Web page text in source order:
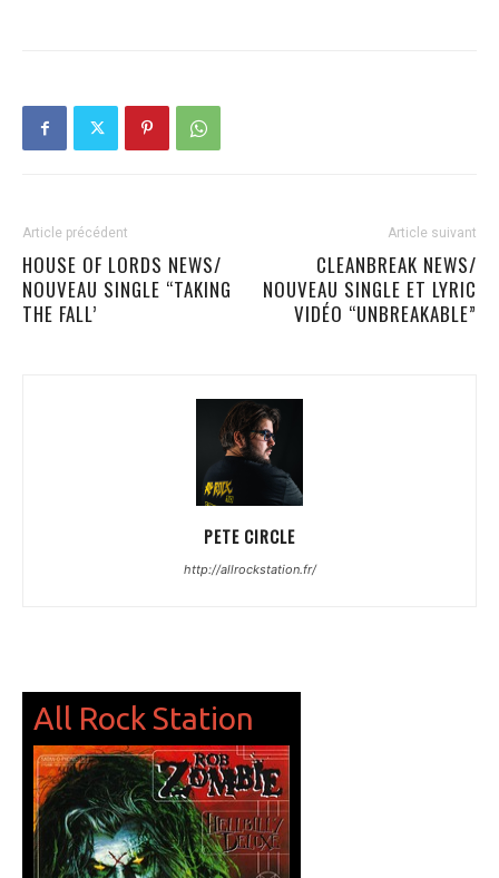
Article précédent
HOUSE OF LORDS NEWS/
NOUVEAU SINGLE “TAKING
THE FALL’
Article suivant
CLEANBREAK NEWS/
NOUVEAU SINGLE ET LYRIC
VIDÉO “UNBREAKABLE”
PETE CIRCLE
http://allrockstation.fr/